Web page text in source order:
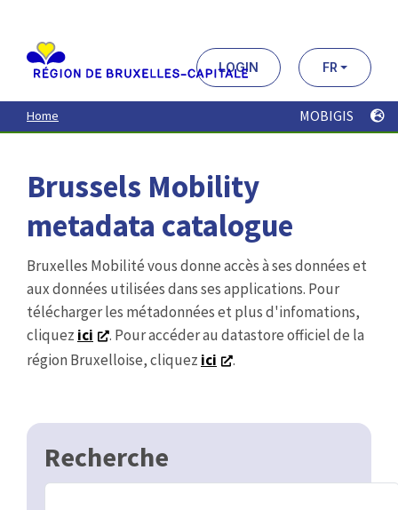
contenu
principal
LOGIN FR
Home MOBIGIS
Brussels Mobility
metadata catalogue
Bruxelles Mobilité vous donne accès à ses données et
aux données utilisées dans ses applications. Pour
télécharger les métadonnées et plus d'infomations,
cliquez ici
. Pour accéder au datastore officiel de la
région Bruxelloise, cliquez ici .
Recherche